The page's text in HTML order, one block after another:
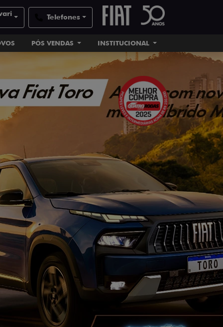
Telefones
PÓS VENDAS INSTITUCIONAL